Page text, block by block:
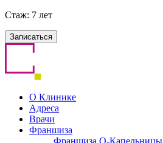
Стаж: 7 лет
Записаться
О Клинике
Адреса
Врачи
Франшиза
Франшиза Q-Капельницы